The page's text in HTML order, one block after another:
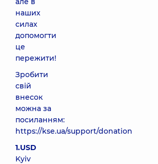
наших
силах
допомогти
це
пережити!
Зробити
свій
внесок
можна за
посиланням:
https://kse.ua/support/donation
1.USD
Kyiv